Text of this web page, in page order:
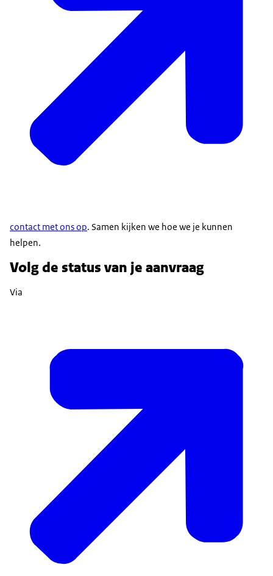
contact met ons op. Samen kijken we hoe we je kunnen
helpen.
Volg de status van je aanvraag
Via